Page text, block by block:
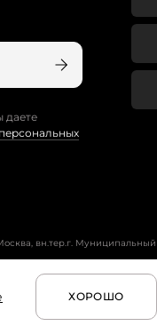
даете
вн.тер.г. Муниципальный
Условия
ХОРОШО